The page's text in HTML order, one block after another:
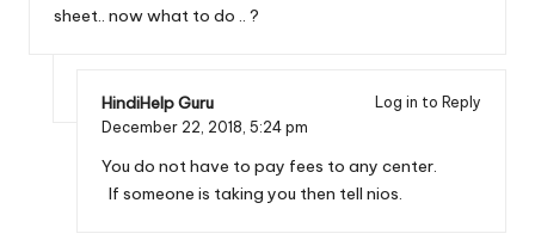
sheet.. now what to do .. ?
HindiHelp Guru
Log in to Reply
December 22, 2018, 5:24 pm
You do not have to pay fees to any center.
If someone is taking you then tell nios.